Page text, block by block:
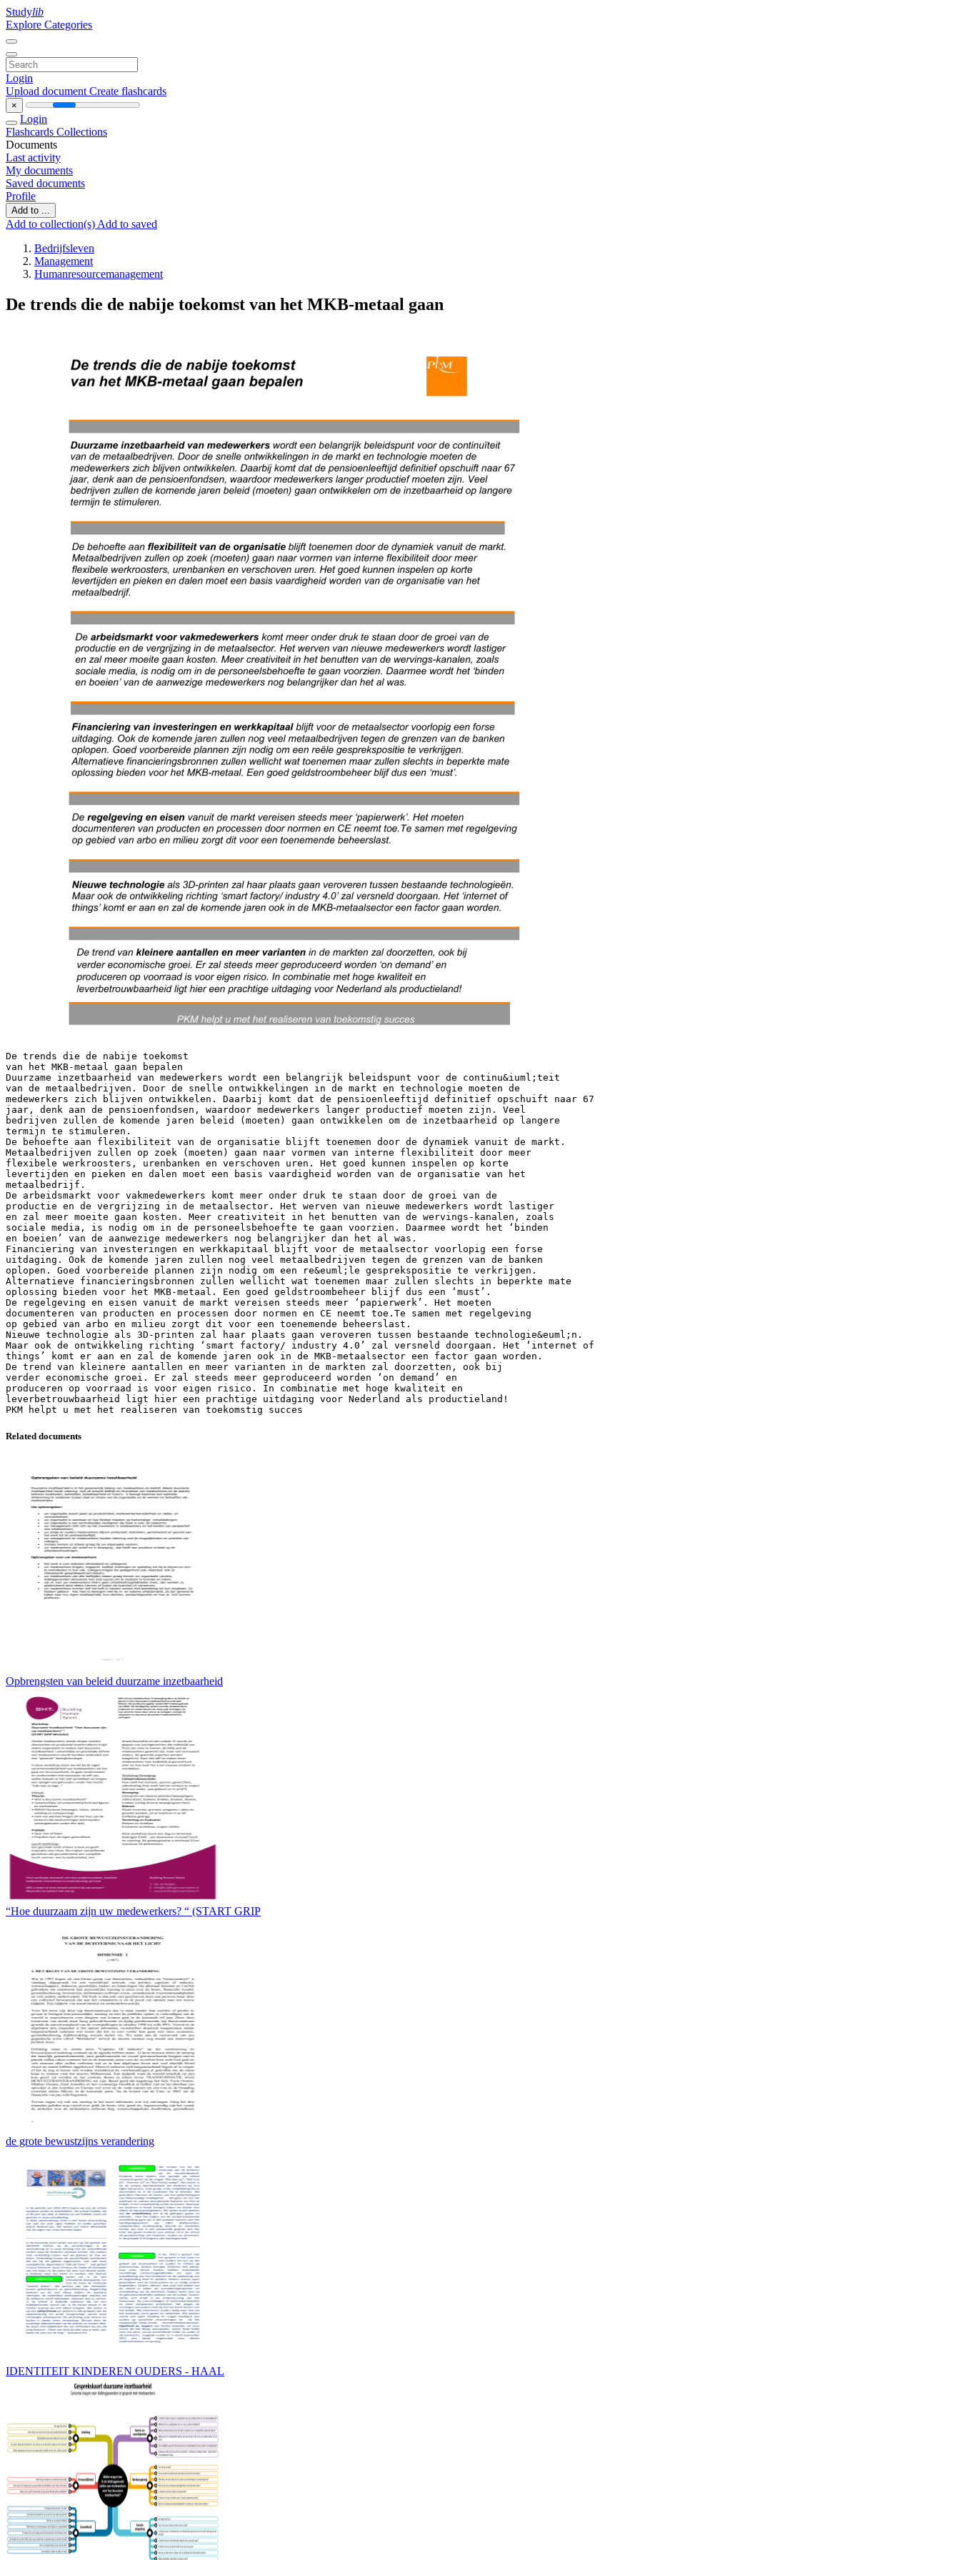
Studylib
Explore Categories
Login
Upload document Create flashcards
×
Login
Flashcards Collections
Documents
Last activity
My documents
Saved documents
Profile
Add to ...
Add to collection(s) Add to saved
Bedrijfsleven
Management
Humanresourcemanagement
De trends die de nabije toekomst van het MKB-metaal gaan
De trends die de nabije toekomst
van het MKB-metaal gaan bepalen
Duurzame inzetbaarheid van medewerkers wordt een belangrijk beleidspunt voor de continu&iuml;teit
van de metaalbedrijven. Door de snelle ontwikkelingen in de markt en technologie moeten de
medewerkers zich blijven ontwikkelen. Daarbij komt dat de pensioenleeftijd definitief opschuift naar 67
jaar, denk aan de pensioenfondsen, waardoor medewerkers langer productief moeten zijn. Veel
bedrijven zullen de komende jaren beleid (moeten) gaan ontwikkelen om de inzetbaarheid op langere
termijn te stimuleren.
De behoefte aan flexibiliteit van de organisatie blijft toenemen door de dynamiek vanuit de markt.
Metaalbedrijven zullen op zoek (moeten) gaan naar vormen van interne flexibiliteit door meer
flexibele werkroosters, urenbanken en verschoven uren. Het goed kunnen inspelen op korte
levertijden en pieken en dalen moet een basis vaardigheid worden van de organisatie van het
metaalbedrijf.
De arbeidsmarkt voor vakmedewerkers komt meer onder druk te staan door de groei van de
productie en de vergrijzing in de metaalsector. Het werven van nieuwe medewerkers wordt lastiger
en zal meer moeite gaan kosten. Meer creativiteit in het benutten van de wervings-kanalen, zoals
sociale media, is nodig om in de personeelsbehoefte te gaan voorzien. Daarmee wordt het ‘binden
en boeien’ van de aanwezige medewerkers nog belangrijker dan het al was.
Financiering van investeringen en werkkapitaal blijft voor de metaalsector voorlopig een forse
uitdaging. Ook de komende jaren zullen nog veel metaalbedrijven tegen de grenzen van de banken
oplopen. Goed voorbereide plannen zijn nodig om een re&euml;le gesprekspositie te verkrijgen.
Alternatieve financieringsbronnen zullen wellicht wat toenemen maar zullen slechts in beperkte mate
oplossing bieden voor het MKB-metaal. Een goed geldstroombeheer blijf dus een ‘must’.
De regelgeving en eisen vanuit de markt vereisen steeds meer ‘papierwerk’. Het moeten
documenteren van producten en processen door normen en CE neemt toe.Te samen met regelgeving
op gebied van arbo en milieu zorgt dit voor een toenemende beheerslast.
Nieuwe technologie als 3D-printen zal haar plaats gaan veroveren tussen bestaande technologie&euml;n.
Maar ook de ontwikkeling richting ‘smart factory/ industry 4.0’ zal versneld doorgaan. Het ‘internet of
things’ komt er aan en zal de komende jaren ook in de MKB-metaalsector een factor gaan worden.
De trend van kleinere aantallen en meer varianten in de markten zal doorzetten, ook bij
verder economische groei. Er zal steeds meer geproduceerd worden ‘on demand’ en
produceren op voorraad is voor eigen risico. In combinatie met hoge kwaliteit en
leverbetrouwbaarheid ligt hier een prachtige uitdaging voor Nederland als productieland!
Related documents
Opbrengsten van beleid duurzame inzetbaarheid
“Hoe duurzaam zijn uw medewerkers? “ (START GRIP
de grote bewustzijns verandering
IDENTITEIT KINDEREN OUDERS - HAAL